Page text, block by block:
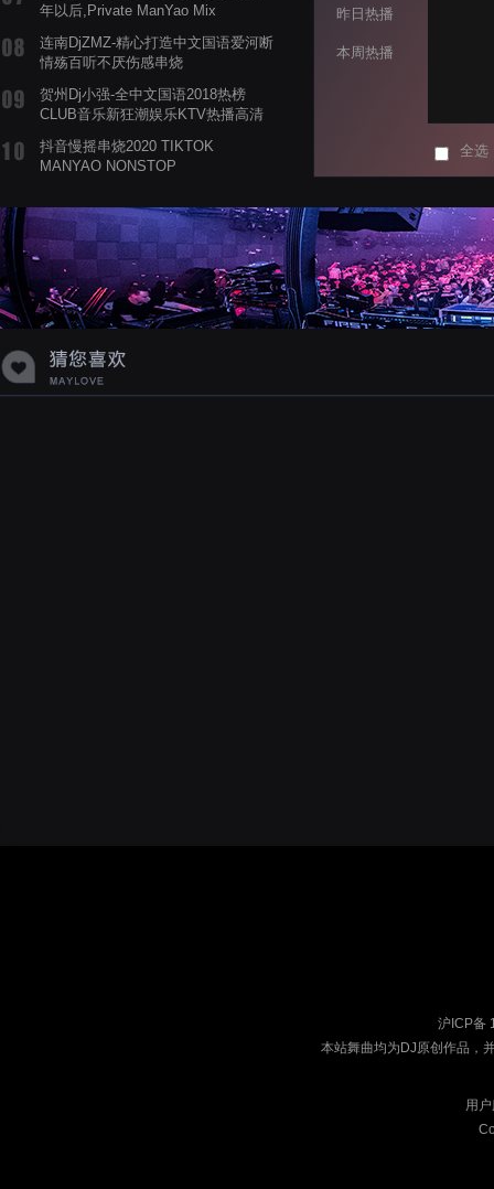
年以后,Private ManYao Mix
连南DjZMZ-精心打造中文国语爱河断
情殇百听不厌伤感串烧
贺州Dj小强-全中文国语2018热榜
CLUB音乐新狂潮娱乐KTV热播高清
抖音慢摇串烧2020 TIKTOK
MANYAO NONSTOP
蝉爸爸妈妈爱存在夏天的风是想你的
声音啊
昨日热播
本周热播
全选
沪ICP备
本站舞曲均为DJ原创作品，
用